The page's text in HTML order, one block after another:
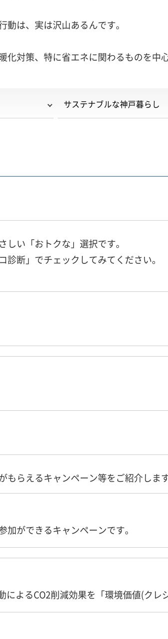
は、実は沢山あるんです。
対策、特に省エネに関わるものを
サステナブルな神戸暮らし
い「おトクな」選択です。
断」でチェックしてみてください。
もらえるキャンペーン等をご紹介しま
ができるキャンペーンです。
によるCO2削減効果を「環境価値(ク